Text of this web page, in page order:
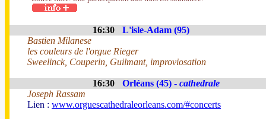
16:30
L'isle-Adam (95)
Bastien Milanese
les couleurs de l'orgue Rieger
Sweelinck, Couperin, Guilmant, improviosation
16:30 Orléans (45) - cathedrale
Joseph Rassam
Lien : www.orguescathedraleorleans.com/#concerts